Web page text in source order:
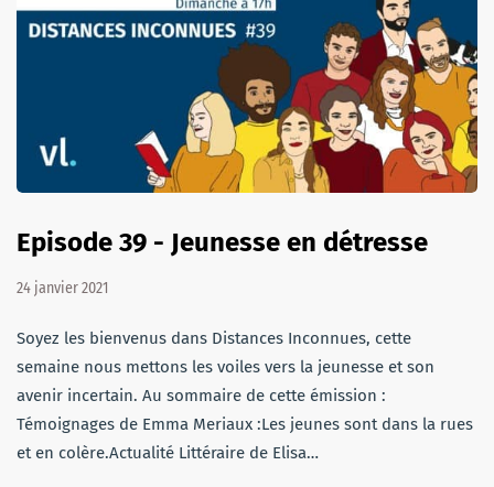
Episode 39 - Jeunesse en détresse
24 janvier 2021
Soyez les bienvenus dans Distances Inconnues, cette
semaine nous mettons les voiles vers la jeunesse et son
avenir incertain. Au sommaire de cette émission :
Témoignages de Emma Meriaux :Les jeunes sont dans la rues
et en colère.Actualité Littéraire de Elisa…